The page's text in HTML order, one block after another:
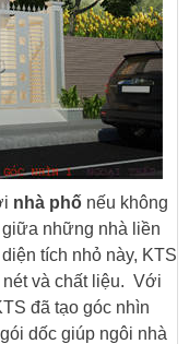
nhà phố nếu không
giữa những nhà liền
tích nhỏ này, KTS
và chất liệu. Với
đã tạo góc nhìn
dốc giúp ngôi nhà